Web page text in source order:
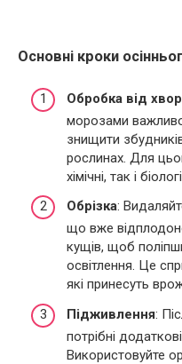
Основні кроки
Обробка від
морозами
знищити
рослинах. Для
хімічні, так і
Обрізка:
що вже
кущів, щоб
освітлення. Це
які принесуть
Підживлення:
потрібні
Використовуйте